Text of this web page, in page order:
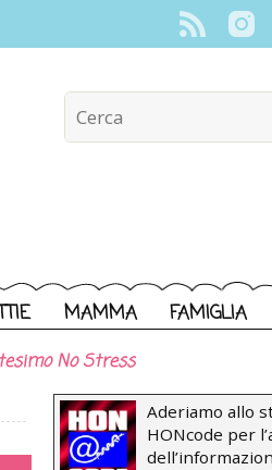
MAMMA FAMIGLIA
No Stress
Aderiamo allo
HONcode per